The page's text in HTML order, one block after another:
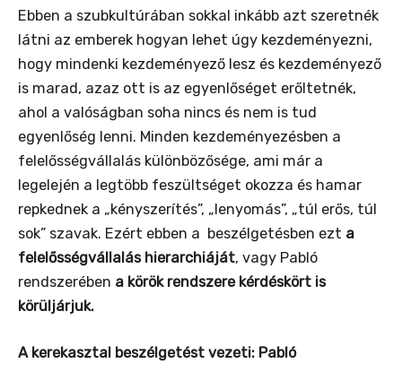
Ebben a szubkultúrában sokkal inkább azt szeretnék
látni az emberek hogyan lehet úgy kezdeményezni,
hogy mindenki kezdeményező lesz és kezdeményező
is marad, azaz ott is az egyenlőséget erőltetnék,
ahol a valóságban soha nincs és nem is tud
egyenlőség lenni. Minden kezdeményezésben a
felelősségvállalás különbözősége, ami már a
legelején a legtöbb feszültséget okozza és hamar
repkednek a „kényszerítés”, „lenyomás”, „túl erős, túl
sok” szavak. Ezért ebben a beszélgetésben ezt a
felelősségvállalás hierarchiáját, vagy Pabló
rendszerében a körök rendszere kérdéskört is
körüljárjuk.
A kerekasztal beszélgetést vezeti: Pabló